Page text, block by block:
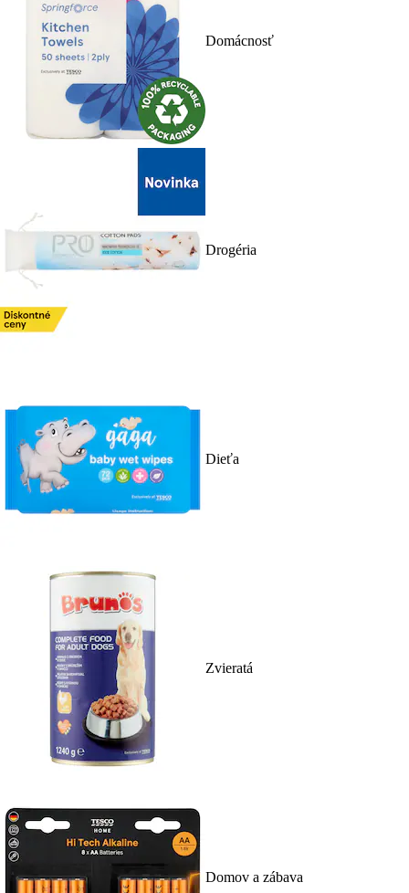
Domácnosť
Drogéria
Dieťa
Zvieratá
Domov a zábava